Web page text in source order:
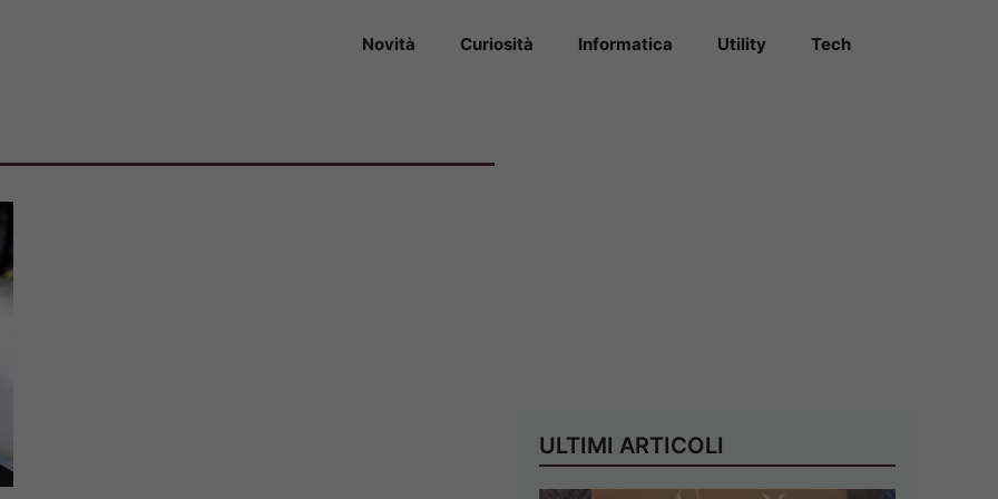
Novità Curiosità Informatica Utility Tech
ULTIMI ARTICOLI